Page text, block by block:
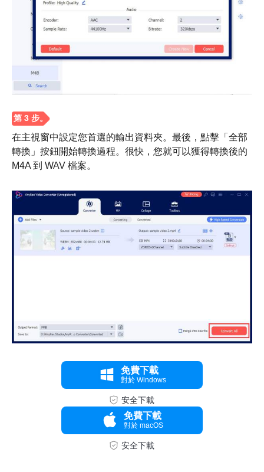
在主視窗中設定您首選的輸出資料夾。最後，點擊「全部
轉換」按鈕開始轉換過程。很快，您就可以獲得轉換後的
M4A 到 WAV 檔案。
免費下載
對於 Windows
安全下載
免費下載
對於 macOS
安全下載